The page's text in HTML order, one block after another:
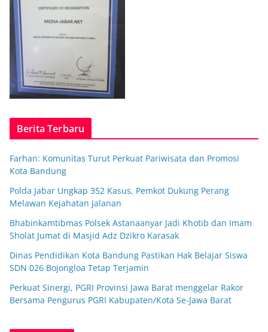
Berita Terbaru
Farhan: Komunitas Turut Perkuat Pariwisata dan Promosi
Kota Bandung
Polda Jabar Ungkap 352 Kasus, Pemkot Dukung Perang
Melawan Kejahatan Jalanan
Bhabinkamtibmas Polsek Astanaanyar Jadi Khotib dan Imam
Sholat Jumat di Masjid Adz Dzikro Karasak
Dinas Pendidikan Kota Bandung Pastikan Hak Belajar Siswa
SDN 026 Bojongloa Tetap Terjamin
Perkuat Sinergi, PGRI Provinsi Jawa Barat menggelar Rakor
Bersama Pengurus PGRI Kabupaten/Kota Se-Jawa Barat